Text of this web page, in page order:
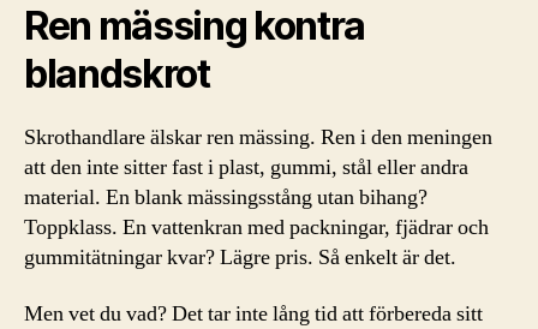
Ren mässing kontra
blandskrot
Skrothandlare älskar ren mässing. Ren i den meningen
att den inte sitter fast i plast, gummi, stål eller andra
material. En blank mässingsstång utan bihang?
Toppklass. En vattenkran med packningar, fjädrar och
gummitätningar kvar? Lägre pris. Så enkelt är det.
Men vet du vad? Det tar inte lång tid att förbereda sitt